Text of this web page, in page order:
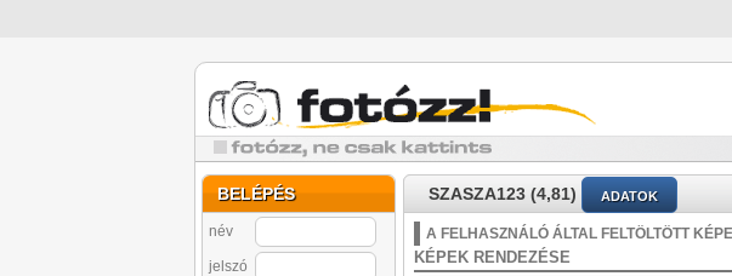
BELÉPÉS
név
jelszó
SZASZA123 (4,81) ADATOK
A FELHASZNÁLÓ ÁLTAL FELTÖLTÖTT
KÉPEK RENDEZÉSE